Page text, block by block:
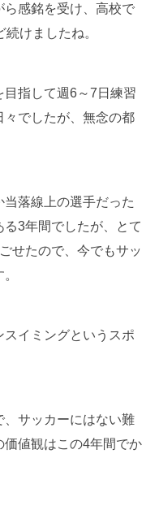
ら感銘を受け、高校で
けましたね。
指して週6～7日練習
でしたが、無念の都
落線上の選手だった
3年間でしたが、とて
せたので、今でもサッ
イミングというスポ
サッカーにはない難
価値観はこの4年間でか